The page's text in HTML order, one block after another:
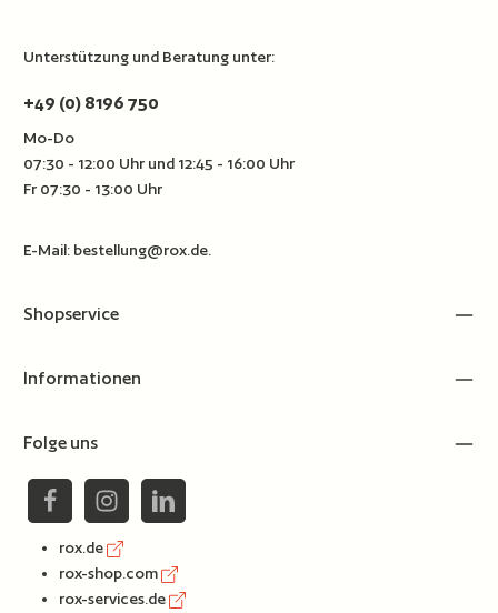
Unterstützung und Beratung unter:
+49 (0) 8196 750
Mo-Do
07:30 - 12:00 Uhr und 12:45 - 16:00 Uhr
Fr 07:30 - 13:00 Uhr
E-Mail: bestellung@rox.de.
Shopservice
Informationen
Folge uns
rox.de
rox-shop.com
rox-services.de